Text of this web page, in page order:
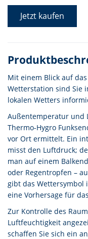
Jetzt kaufen
Mit einem Blick auf das
Wetterstation sind Sie
lokalen Wetters
Außentemperatur und
Thermo-Hygro
vor Ort ermittelt. Ein
misst den Luftdruck;
man auf einem
oder Regentropfen –
gibt das Wettersymbol
eine Vorhersage für
Zur Kontrolle des
Luftfeuchtigkeit
schaffen Sie sich ein